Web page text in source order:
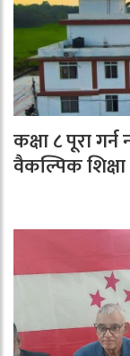
कक्षा ८ पूरा
वैकल्पिक शिक्षा